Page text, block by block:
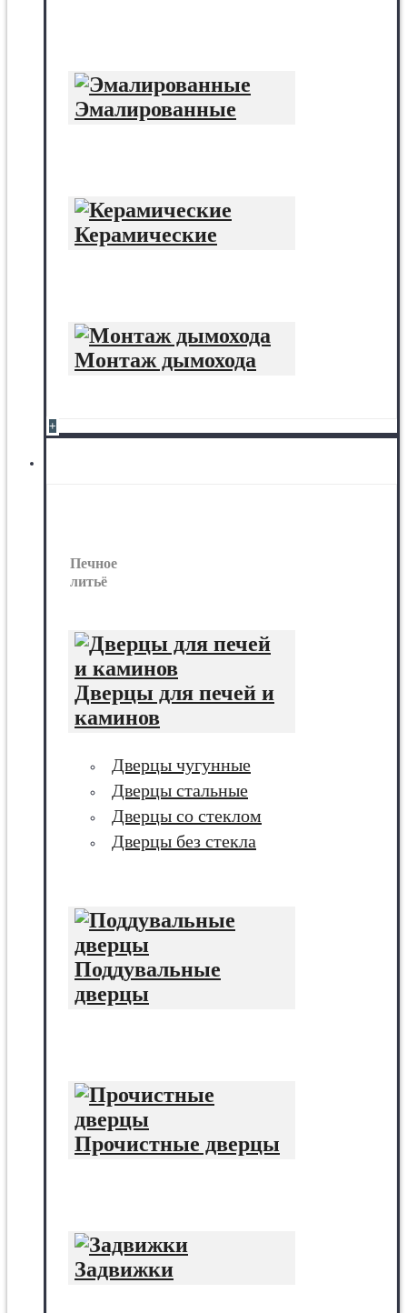
Эмалированные
Керамические
Монтаж дымохода
+
Печное
литьё
Дверцы для печей и
каминов
Дверцы чугунные
Дверцы стальные
Дверцы со стеклом
Дверцы без стекла
Поддувальные
дверцы
Прочистные дверцы
Задвижки